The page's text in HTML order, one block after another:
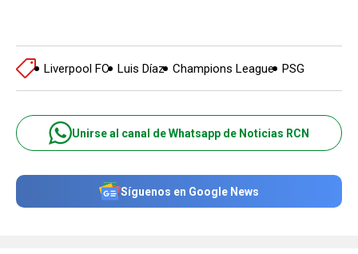
Liverpool FC Luis Díaz Champions League PSG
Unirse al canal de Whatsapp de Noticias RCN
Síguenos en Google News